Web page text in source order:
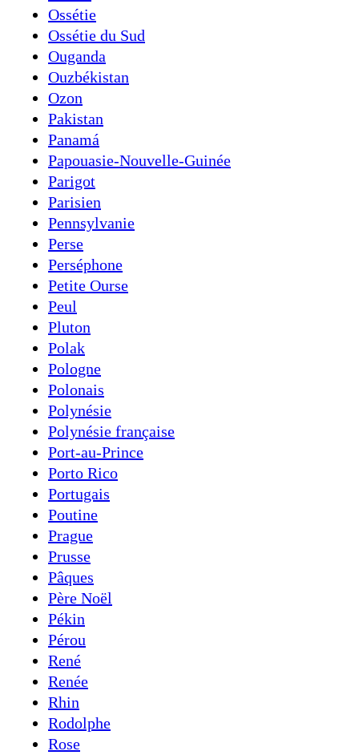
Ossétie
Ossétie du Sud
Ouganda
Ouzbékistan
Ozon
Pakistan
Panamá
Papouasie-Nouvelle-Guinée
Parigot
Parisien
Pennsylvanie
Perse
Perséphone
Petite Ourse
Peul
Pluton
Polak
Pologne
Polonais
Polynésie
Polynésie française
Port-au-Prince
Porto Rico
Portugais
Poutine
Prague
Prusse
Pâques
Père Noël
Pékin
Pérou
René
Renée
Rhin
Rodolphe
Rose